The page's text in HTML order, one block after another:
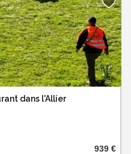
dans l'Allier
939 €